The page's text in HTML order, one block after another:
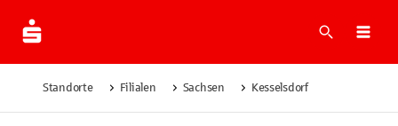
Suche
Standorte Filialen Sachsen Kesselsdorf